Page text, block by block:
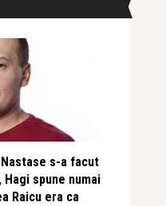
Nastase s-a facut
spune numai
Raicu era ca